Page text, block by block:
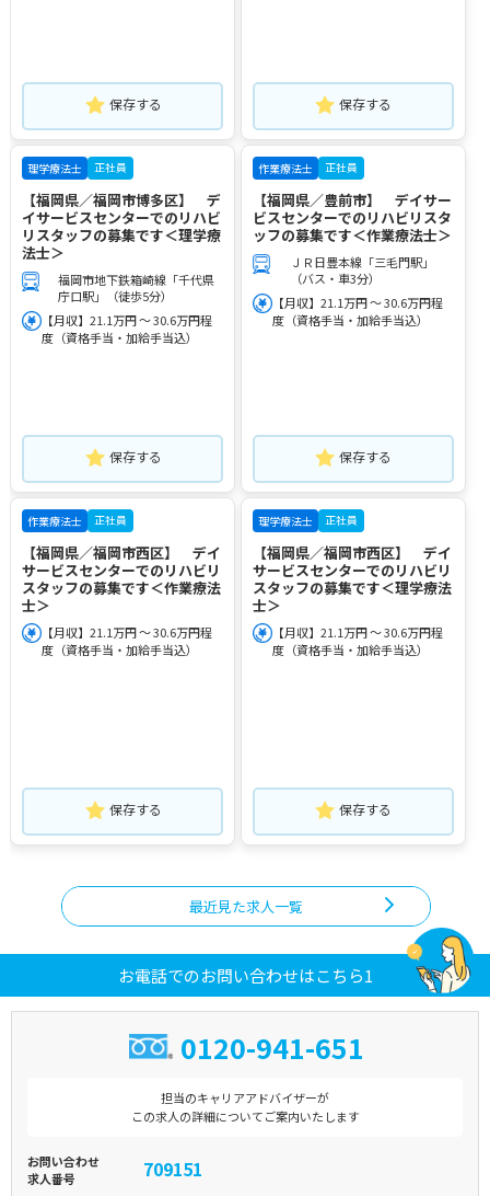
保存する 保存する
理学療法士 正社員
【福岡県／福岡市博多区】 デ
イサービスセンターでのリハビ
リスタッフの募集です＜理学療
法士＞
福岡市地下鉄箱崎線「千代県
庁口駅」（徒歩5分）
【月収】21.1万円 ～ 30.6万円程
度（資格手当・加給手当込）
保存する
作業療法士 正社員
【福岡県／豊前市】 デイサー
ビスセンターでのリハビリスタ
ッフの募集です＜作業療法士＞
ＪＲ日豊本線「三毛門駅」
（バス・車3分）
【月収】21.1万円 ～ 30.6万円程
度（資格手当・加給手当込）
保存する
作業療法士 正社員
【福岡県／福岡市西区】 デイ
サービスセンターでのリハビリ
スタッフの募集です＜作業療法
士＞
【月収】21.1万円 ～ 30.6万円程
度（資格手当・加給手当込）
保存する
理学療法士 正社員
【福岡県／福岡市西区】 デイ
サービスセンターでのリハビリ
スタッフの募集です＜理学療法
士＞
【月収】21.1万円 ～ 30.6万円程
度（資格手当・加給手当込）
保存する
最近見た求人一覧
お電話でのお問い合わせはこちら1
0120-941-651
担当のキャリアアドバイザーが
この求人の詳細についてご案内いたします
お問い合わせ
求人番号
709151